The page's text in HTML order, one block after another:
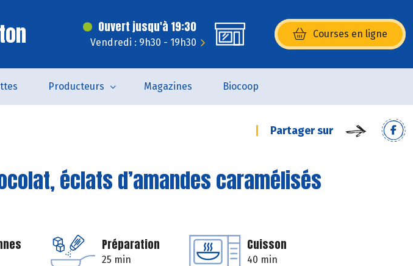
Ouvert jusqu'à 19:30
Vendredi : 9h30 - 19h30
Courses en ligne
(s’ouvre dans une nouvelle
Producteurs Magazines Biocoop
Partager sur
éclats d’amandes caramélisés
Préparation
25 min
Cuisson
40 min